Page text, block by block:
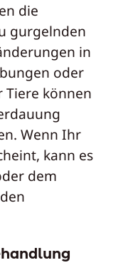
die
gurgelnden
in
oder
Tiere können
Wenn Ihr
kann es
dem